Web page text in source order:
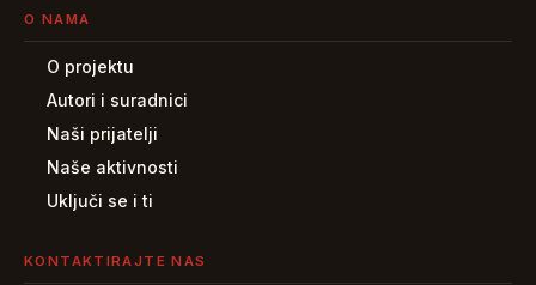
O NAMA
O projektu
Autori i suradnici
Naši prijatelji
Naše aktivnosti
Uključi se i ti
KONTAKTIRAJTE NAS